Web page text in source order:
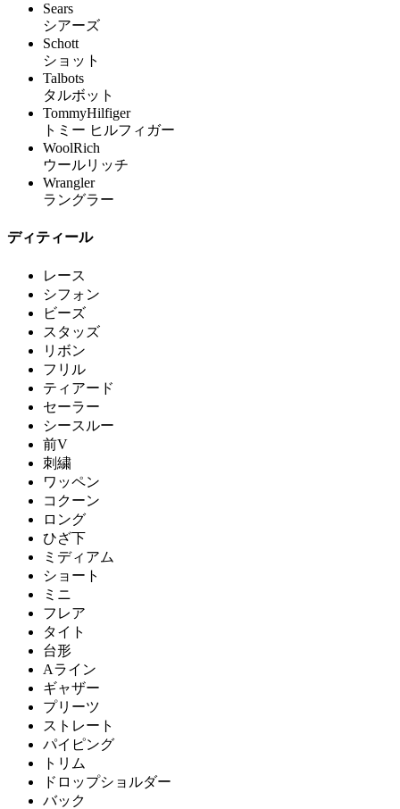
Sears
シアーズ
Schott
ショット
Talbots
タルボット
TommyHilfiger
トミー ヒルフィガー
WoolRich
ウールリッチ
Wrangler
ラングラー
ディティール
レース
シフォン
ビーズ
スタッズ
リボン
フリル
ティアード
セーラー
シースルー
前V
刺繍
ワッペン
コクーン
ロング
ひざ下
ミディアム
ショート
ミニ
フレア
タイト
台形
Aライン
ギャザー
プリーツ
ストレート
パイピング
トリム
ドロップショルダー
バック